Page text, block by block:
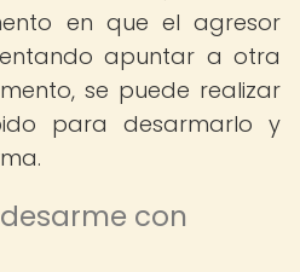
en que el agresor
apuntar a otra
se puede realizar
para desarmarlo y
con